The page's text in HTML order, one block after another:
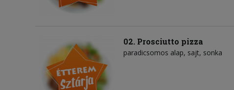
02. Prosciutto pizza
paradicsomos alap sajt sonka